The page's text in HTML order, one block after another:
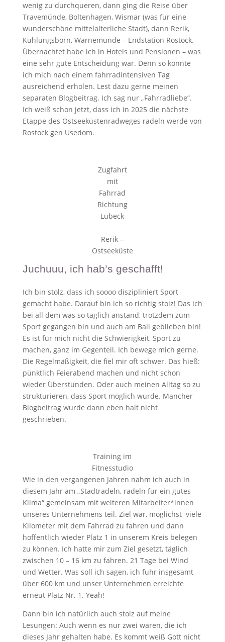
wenig zu durchqueren, dann ging die Reise über
Travemünde, Boltenhagen, Wismar (was für eine
wunderschöne mittelalterliche Stadt), dann Rerik,
Kühlungsborn, Warnemünde – Endstation Rostock.
Übernachtet habe ich in Hotels und Pensionen – was
eine sehr gute Entscheidung war. Denn so konnte
ich mich nach einem fahrradintensiven Tag
ausreichend erholen. Lest dazu gerne meinen
separaten Blogbeitrag. Ich sag nur „Fahrradliebe“.
Ich weiß schon jetzt, dass ich in 2025 die nächste
Etappe des Ostseeküstenradweges radeln werde von
Rostock gen Usedom.
Zugfahrt
mit
Fahrrad
Richtung
Lübeck
Rerik –
Ostseeküste
Juchuuu, ich hab’s geschafft!
Ich bin stolz, dass ich soooo diszipliniert Sport
gemacht habe. Darauf bin ich so richtig stolz! Das ich
bei all dem was so täglich anstand, trotzdem zum
Sport gegangen bin und auch am Ball geblieben bin!
Es ist für mich nicht die Schwierigkeit, Sport zu
machen, ganz im Gegenteil. Ich bewege mich gerne.
Die Regelmäßigkeit, die fiel mir oft schwer. Das hieß:
pünktlich Feierabend machen und nicht schon
wieder Überstunden. Oder auch meinen Alltag so zu
strukturieren, dass Sport möglich wurde. Mancher
Blogbeitrag wurde dann eben halt nicht
geschrieben.
Training im
Fitnesstudio
Wie in den vergangenen Jahren nahm ich auch in
diesem Jahr am „Stadtradeln, radeln für ein gutes
Klima“ gemeinsam mit weiteren Mitarbeiter*innen
unseres Unternehmens teil. Ziel war, möglichst viele
Kilometer mit dem Fahrrad zu fahren und dann
hoffentlich wieder Platz 1 in unserem Kreis belegen
zu können. Ich hatte mir zum Ziel gesetzt, täglich
zwischen 10 – 16 km zu fahren. 21 Tage bei Wind
und Wetter. Was soll ich sagen, ich fuhr insgesamt
über 600 km und unser Unternehmen erreichte
erneut Platz Nr. 1. Yeah!
Dann bin ich natürlich auch stolz auf meine
Lesungen: Auch wenn es nur zwei waren, die ich
dieses Jahr gehalten habe. Es kommt weiß Gott nicht